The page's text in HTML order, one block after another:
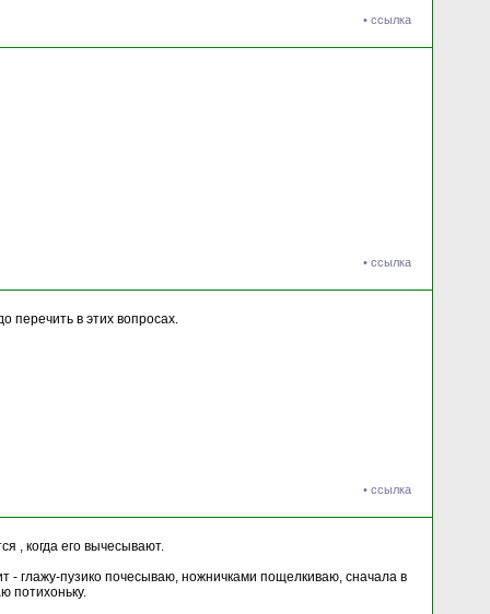
• ссылка
• ссылка
перечить в этих вопросах.
• ссылка
, когда его вычесывают.
- глажу-пузико почесываю, ножничками пощелкиваю, сначала в
потихоньку.